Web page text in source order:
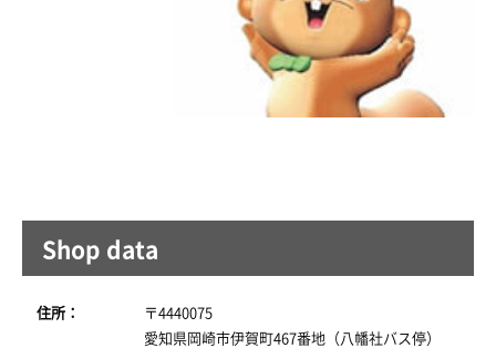
Shop data
住所：
〒4440075
愛知県岡崎市伊賀町467番地（八幡社バス停）